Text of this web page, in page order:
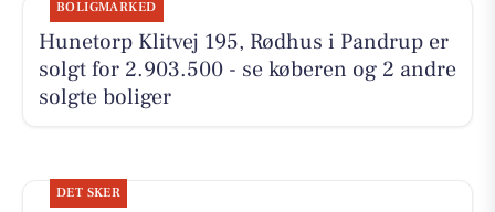
BOLIGMARKED
Hunetorp Klitvej 195, Rødhus i Pandrup er
solgt for 2.903.500 - se køberen og 2 andre
solgte boliger
DET SKER